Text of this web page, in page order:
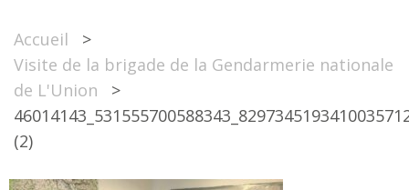
MES ACTIONS 2017 – 2022
Accueil
>
Visite de la brigade de la Gendarmerie nationale
de L'Union
>
(2)